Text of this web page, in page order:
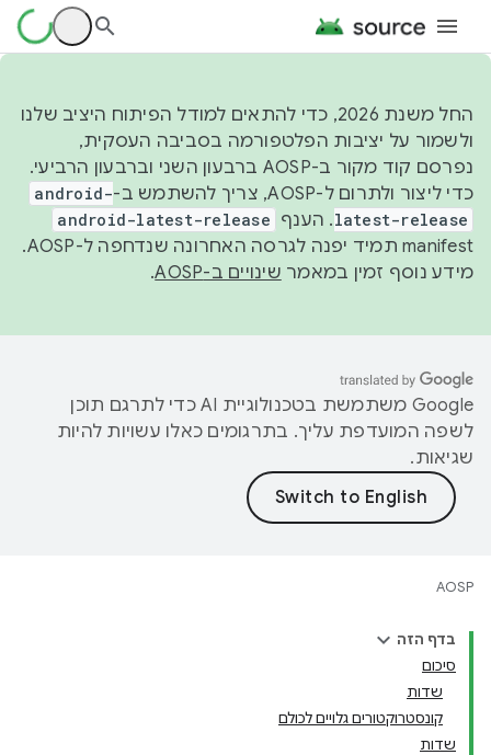
החל משנת 2026, כדי להתאים למודל הפיתוח היציב שלנו
ולשמור על יציבות הפלטפורמה בסביבה העסקית,
נפרסם קוד מקור ב-AOSP ברבעון השני וברבעון הרביעי.
כדי ליצור ולתרום ל-AOSP, צריך להשתמש ב-
android-
latest-release. הענף android-latest-release
manifest תמיד יפנה לגרסה האחרונה שנדחפה ל-AOSP.
מידע נוסף זמין במאמר שינויים ב-AOSP .
‫Google משתמשת בטכנולוגיית AI כדי לתרגם תוכן
לשפה המועדפת עליך. בתרגומים כאלו עשויות להיות
שגיאות.
AOSP
בדף הזה
סיכום
שדות
קונסטרוקטורים גלויים לכולם
שדות